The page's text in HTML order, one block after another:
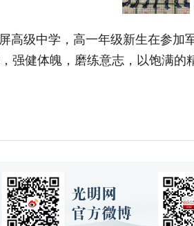
级中学，高一年级新生在参加
强健体魄，磨练意志，以饱满的